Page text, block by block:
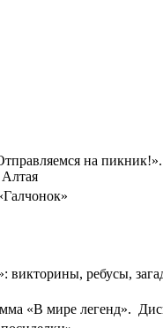
на пикник!».
викторины, ребусы,
«В мире легенд».